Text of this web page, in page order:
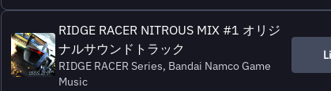
RIDGE RACER NITROUS MIX #1 オリジ
ナルサウンドトラック
RIDGE RACER Series, Bandai Namco Game
Music